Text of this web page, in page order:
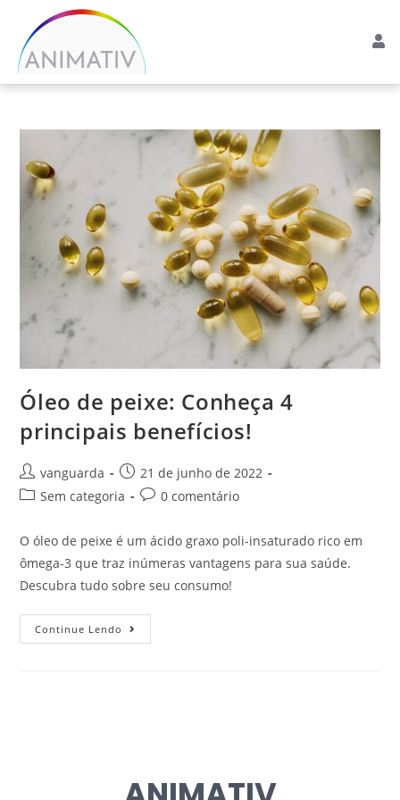
Óleo de peixe: Conheça 4
principais benefícios!
vanguarda
21 de junho de 2022
Sem categoria
0 comentário
O óleo de peixe é um ácido graxo poli-insaturado rico em
ômega-3 que traz inúmeras vantagens para sua saúde.
Descubra tudo sobre seu consumo!
Continue Lendo